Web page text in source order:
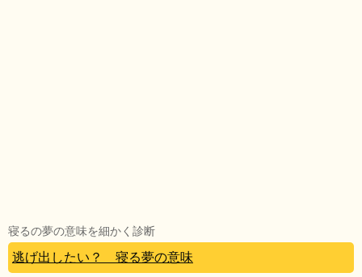
寝るの夢の意味を細かく診断
逃げ出したい？ 寝る夢の意味